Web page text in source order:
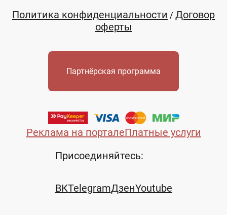
Реклама на порталеПлатные услуги
Политика конфиденциальности / Договор
оферты
Партнёрская программа
Присоединяйтесь:
ВКTelegramДзенYoutube